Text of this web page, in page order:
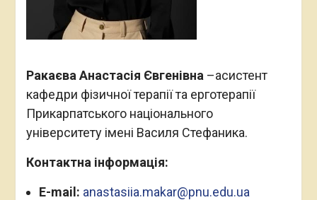
Ракаєва Анастасія Євгенівна –асистент
кафедри фізичної терапії та ерготерапії
Прикарпатського національного
університету імені Василя Стефаника.
Контактна інформація:
E-mail: anastasiia.makar@pnu.edu.ua